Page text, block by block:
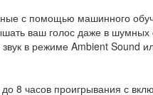
с помощью машинного
ваш голос даже в
в режиме Ambient
8 часов проигрывания с